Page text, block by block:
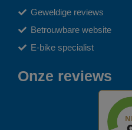
Geweldige reviews
Betrouwbare website
E-bike specialist
Onze reviews